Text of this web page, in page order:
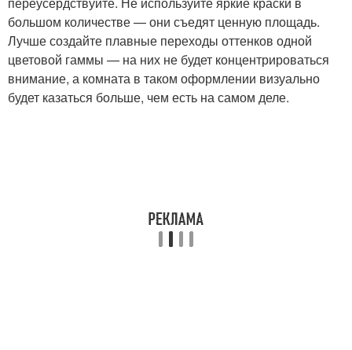
большом количестве — они съедят ценную площадь.
Лучше создайте плавные переходы оттенков одной
цветовой гаммы — на них не будет концентрироваться
внимание, а комната в таком оформлении визуально
будет казаться больше, чем есть на самом деле.